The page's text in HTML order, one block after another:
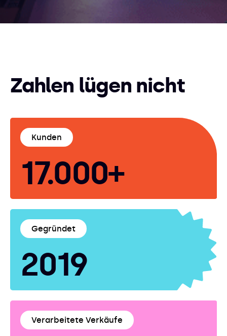
Zahlen lügen nicht
Kunden
17.000+
Gegründet
2019
Verarbeitete Verkäufe